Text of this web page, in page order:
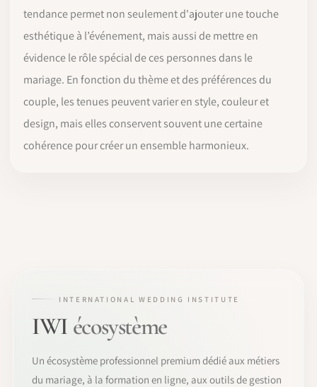
tendance permet non seulement d'ajouter une touche
esthétique à l’événement, mais aussi de mettre en
évidence le rôle spécial de ces personnes dans le
mariage. En fonction du thème et des préférences du
couple, les tenues peuvent varier en style, couleur et
design, mais elles conservent souvent une certaine
cohérence pour créer un ensemble harmonieux.
INTERNATIONAL WEDDING INSTITUTE
IWI écosystème
Un écosystème professionnel premium dédié aux métiers
du mariage, à la formation en ligne, aux outils de gestion